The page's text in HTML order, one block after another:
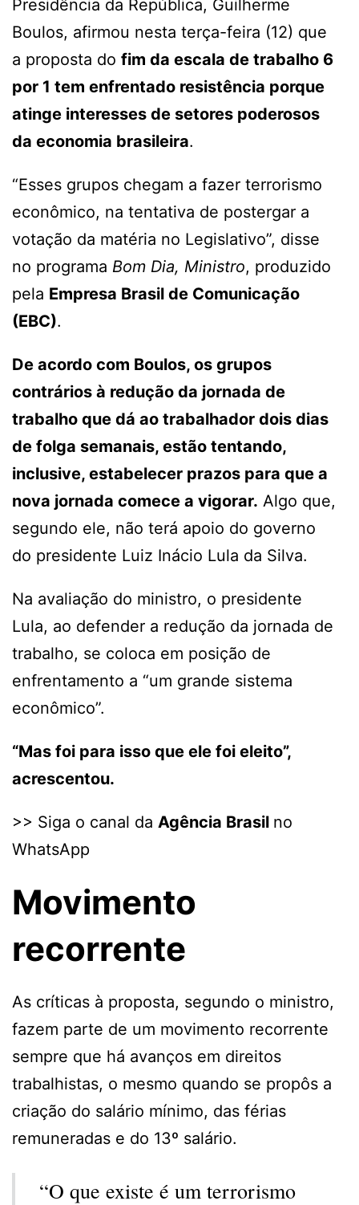
Presidência da República, Guilherme
Boulos, afirmou nesta terça-feira (12) que
a proposta do fim da escala de trabalho 6
por 1 tem enfrentado resistência porque
atinge interesses de setores poderosos
da economia brasileira.
“Esses grupos chegam a fazer terrorismo
econômico, na tentativa de postergar a
votação da matéria no Legislativo”, disse
no programa Bom Dia, Ministro, produzido
pela Empresa Brasil de Comunicação
(EBC).
De acordo com Boulos, os grupos
contrários à redução da jornada de
trabalho que dá ao trabalhador dois dias
de folga semanais, estão tentando,
inclusive, estabelecer prazos para que a
nova jornada comece a vigorar. Algo que,
segundo ele, não terá apoio do governo
do presidente Luiz Inácio Lula da Silva.
Na avaliação do ministro, o presidente
Lula, ao defender a redução da jornada de
trabalho, se coloca em posição de
enfrentamento a “um grande sistema
econômico”.
“Mas foi para isso que ele foi eleito”,
acrescentou.
>> Siga o canal da Agência Brasil no
WhatsApp
Movimento
recorrente
As críticas à proposta, segundo o ministro,
fazem parte de um movimento recorrente
sempre que há avanços em direitos
trabalhistas, o mesmo quando se propôs a
criação do salário mínimo, das férias
remuneradas e do 13º salário.
“O que existe é um terrorismo